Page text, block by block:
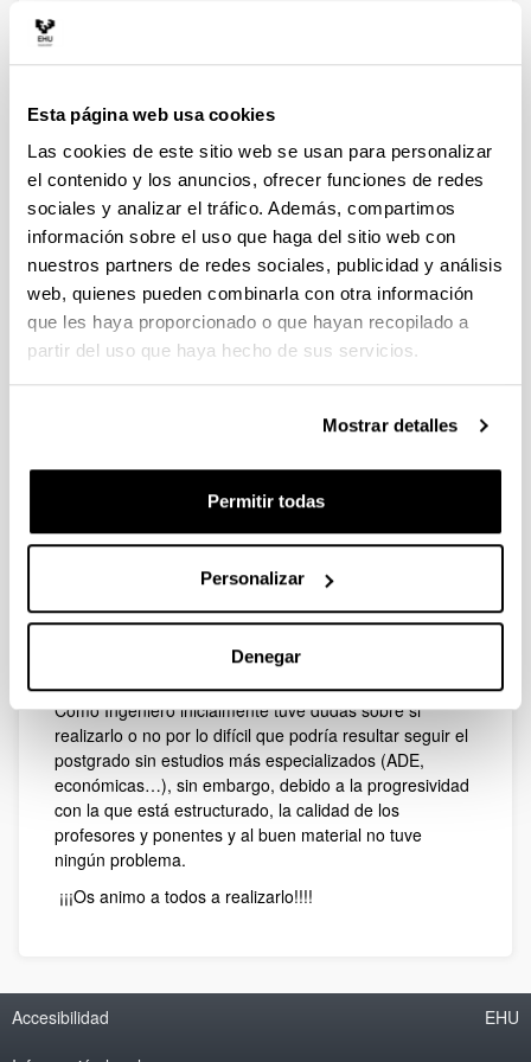
Esta página web usa cookies
Las cookies de este sitio web se usan para personalizar
el contenido y los anuncios, ofrecer funciones de redes
sociales y analizar el tráfico. Además, compartimos
información sobre el uso que haga del sitio web con
nuestros partners de redes sociales, publicidad y análisis
web, quienes pueden combinarla con otra información
que les haya proporcionado o que hayan recopilado a
partir del uso que haya hecho de sus servicios.
Mostrar detalles
Permitir todas
Personalizar
Denegar
Jefe de proyectos de mejora,
estandarización e industria 4.0 en
Gestamp
Desde que cursaba mis estudios de Ingeniero Industrial
tuve la inquietud por completar mis conocimientos
ingenieriles con la visión del mundo
económico/financiero, creo que el postgrado da una
gran ventaja competitiva para poder afrontar un mundo
El contenido del mismo se ajustó perfectamente a mis
expectativas que eran adquirir un conocimiento más
funcionamiento de los mercados de valores y ser capaz
de valorar la rentabilidad de proyectos ingenieriles con
ratios económicos entendiendo su significado.
Como Ingeniero inicialmente tuve dudas sobre si
realizarlo o no por lo difícil que podría resultar seguir el
postgrado sin estudios más especializados (ADE,
económicas…), sin embargo, debido a la progresividad
con la que está estructurado, la calidad de los
profesores y ponentes y al buen material no tuve
ningún problema.
¡¡¡Os animo a todos a realizarlo!!!!
Accesibilidad EHU